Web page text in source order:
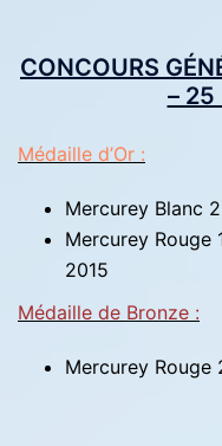
CONCOURS
– 25
Médaille d’Or :
Mercurey Blanc
Mercurey Rouge
2015
Médaille de Bronze :
Mercurey Rouge